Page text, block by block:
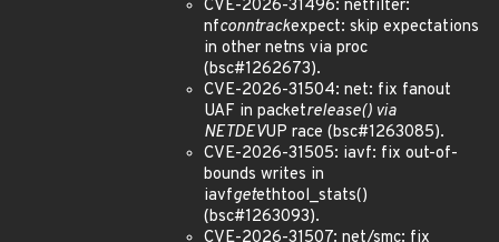
CVE-2026-31496: netfilter:
nfconntrackexpect: skip expectations
in other netns via proc
(bsc#1262673).
CVE-2026-31504: net: fix fanout
UAF in packetrelease() via
NETDEVUP race (bsc#1263085).
CVE-2026-31505: iavf: fix out-of-
bounds writes in
iavfgetethtool_stats()
(bsc#1263093).